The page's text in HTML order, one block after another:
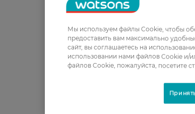
Мы используем файлы Cookie, чтобы
предоставить вам максимально
сайт, вы соглашаетесь на
использовании нами файлов Cookie и/
файлов Cookie, пожалуйста, посетите